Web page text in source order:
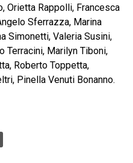
Orietta Rappolli, Francesca
Sferrazza, Marina
Simonetti, Valeria Susini,
Terracini, Marilyn Tiboni,
Roberto Toppetta,
Pinella Venuti Bonanno.